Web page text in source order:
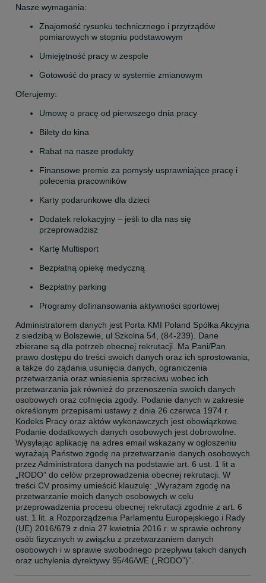
Nasze wymagania:
Znajomość rysunku technicznego i przyrządów
pomiarowych w stopniu podstawowym
Umiejętność pracy w zespole
Gotowość do pracy w systemie zmianowym
Oferujemy:
Umowę o pracę od pierwszego dnia pracy
Bilety do kina
Rabat na nasze produkty
Finansowe premie za pomysły usprawniające pracę i
polecenia pracowników
Karty podarunkowe dla dzieci
Dodatek relokacyjny – jeśli to dla nas się
przeprowadzisz
Kartę Multisport
Bezpłatną opiekę medyczną
Bezpłatny parking
Programy dofinansowania aktywności sportowej
Administratorem danych jest Porta KMI Poland Spółka Akcyjna
z siedzibą w Bolszewie, ul Szkolna 54, (84-239). Dane
zbierane są dla potrzeb obecnej rekrutacji. Ma Pani/Pan
prawo dostępu do treści swoich danych oraz ich sprostowania,
a także do żądania usunięcia danych, ograniczenia
przetwarzania oraz wniesienia sprzeciwu wobec ich
przetwarzania jak również do przenoszenia swoich danych
osobowych oraz cofnięcia zgody. Podanie danych w zakresie
określonym przepisami ustawy z dnia 26 czerwca 1974 r.
Kodeks Pracy oraz aktów wykonawczych jest obowiązkowe.
Podanie dodatkowych danych osobowych jest dobrowolne.
Wysyłając aplikację na adres email wskazany w ogłoszeniu
wyrażają Państwo zgodę na przetwarzanie danych osobowych
przez Administratora danych na podstawie art. 6 ust. 1 lit a
„RODO” do celów przeprowadzenia obecnej rekrutacji. W
treści CV prosimy umieścić klauzulę: „Wyrażam zgodę na
przetwarzanie moich danych osobowych w celu
przeprowadzenia procesu obecnej rekrutacji zgodnie z art. 6
ust. 1 lit. a Rozporządzenia Parlamentu Europejskiego i Rady
(UE) 2016/679 z dnia 27 kwietnia 2016 r. w sprawie ochrony
osób fizycznych w związku z przetwarzaniem danych
osobowych i w sprawie swobodnego przepływu takich danych
oraz uchylenia dyrektywy 95/46/WE („RODO”)”.